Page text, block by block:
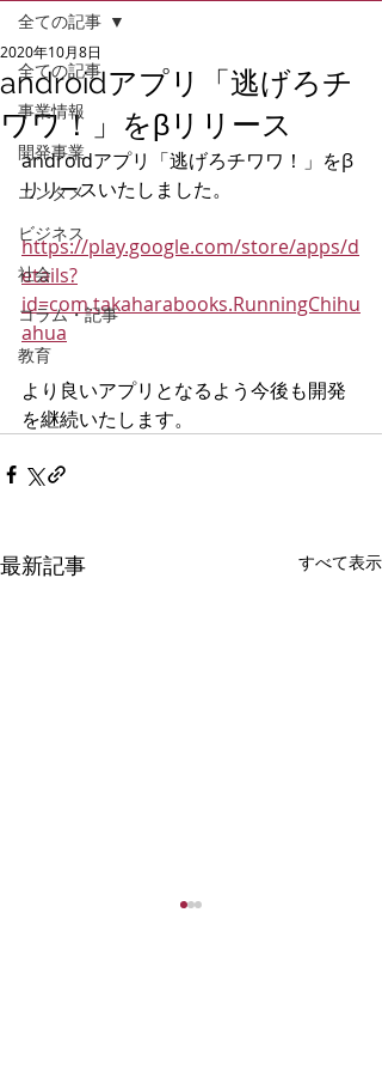
全ての記事
事業情報
開発事業
エンタメ
ビジネス
社会
コラム・記事
教育
全ての記事
androidアプリ「逃げろチ
ワワ！」をβリリース
2020年10月8日
androidアプリ「逃げろチワワ！」をβ
リリースいたしました。
https://play.google.com/store/apps/d
etails?
id=com.takaharabooks.RunningChihu
ahua
より良いアプリとなるよう今後も開発
を継続いたします。
最新記事 すべて表示